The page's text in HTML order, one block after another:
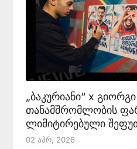
„ბაკურიანი“ x
თანამშრომლობის
ლიმიტირებული
02 Აპრ, 2026